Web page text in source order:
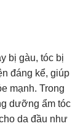
bị gàu, tóc bị
đáng kể, giúp
mạnh. Trong
dưỡng ẩm tóc
da đầu như